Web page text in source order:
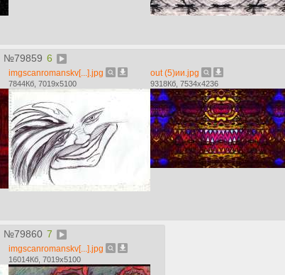
№79859 6
imgscanromanskv[...].jpg
7844Кб, 7019x5100
out (5)ии.jpg
9318Кб, 7534x4236
№79860 7
imgscanromanskv[...].jpg
16014Кб, 7019x5100